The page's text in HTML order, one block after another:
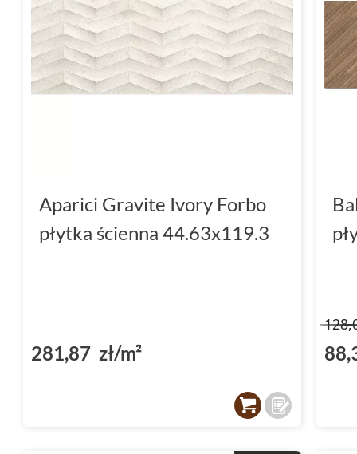
Aparici Gravite Ivory Forbo
płytka ścienna 44.63x119.3
281,87 zł/m²